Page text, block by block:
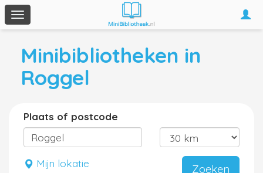
Toggle
navigation
Minibibliotheken in
Roggel
Plaats of postcode
Mijn lokatie Zoeken